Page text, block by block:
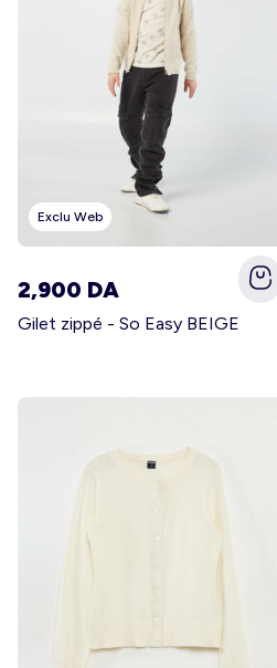
Exclu Web
2,900 DA
Gilet zippé - So Easy BEIGE